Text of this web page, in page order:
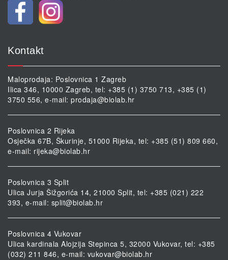
Kontakt
Maloprodaja: Poslovnica 1 Zagreb
Ilica 346, 10000 Zagreb, tel: +385 (1) 3750 713, +385 (1)
3750 556, e-mail: prodaja@biolab.hr
Poslovnica 2 Rijeka
Osječka 67B, Škurinje, 51000 Rijeka, tel: +385 (51) 809 660,
e-mail: rijeka@biolab.hr
Poslovnica 3 Split
Ulica Jurja Šižgorića 14, 21000 Split, tel: +385 (021) 222
393, e-mail: split@biolab.hr
Poslovnica 4 Vukovar
Ulica kardinala Alojzija Stepinca 5, 32000 Vukovar, tel: +385
(032) 211 846, e-mail: vukovar@biolab.hr